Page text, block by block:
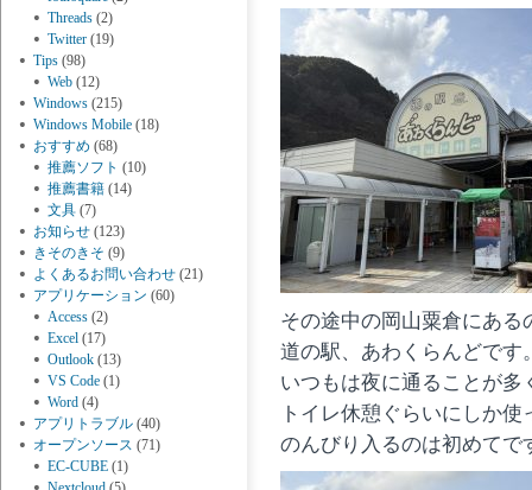
Threads (2)
Twitter (19)
Tips (98)
Web (12)
Windows (215)
Windows Mobile (18)
おすすめ (68)
推薦ソフト (10)
推薦書籍 (14)
文具 (7)
お知らせ (123)
きそのきそ (9)
よくあるお問い合わせ (21)
アプリケーション (60)
Access (2)
Excel (17)
Outlook (13)
VS Code (1)
Word (4)
アプリトラブル (40)
オープンソース (71)
EC-CUBE (1)
その途中の岡山粟倉にある
道の駅、あわくらんどです
いつもは夜に通ることが多
トイレ休憩ぐらいにしか使
のんびり入るのは初めてで